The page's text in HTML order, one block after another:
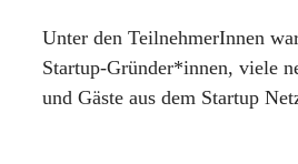
Unter den TeilnehmerInnen
Startup-Gründer*innen, viele
und Gäste aus dem Startup